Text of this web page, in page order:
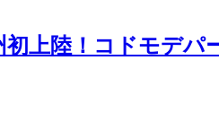
初上陸！コドモデパ